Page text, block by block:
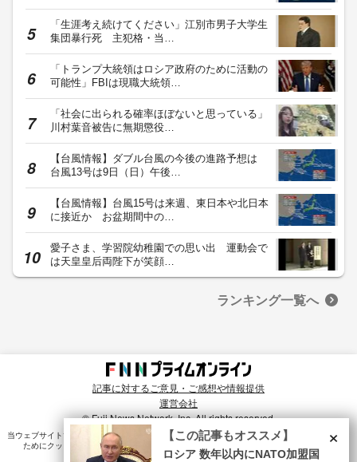
「生涯考え続けてください」江別市男子大学生
集団暴行死 主犯格・当…
「トランプ大統領はロシア政府のために活動の
可能性」FBIは現職大統領…
「社会に出られる確率ほぼないと思っている」
川村葉音被告に無期懲役…
【台風情報】ダブル台風の今後の進路予想は
台風13号は9日（日）午後…
【台風情報】台風15号は来週、東日本や北日本
に接近か お盆期間中の…
愛子さま、学習院幼稚園での思い出 運動会で
は天皇皇后両陛下が笑顔…
ランキング一覧へ
記事に対するご意見・ご感想や情報提供
運営会社
© Fuji News Network, Inc. All rights reserved.
当ウェブサイトでは、ユーザのニーズ・興味・関⼼に合致したコンテンツや広告配信を提供する
ためにクッキーを使⽤しています。詳細は、
プライバシーポリシー をご確認ください。×
【この記事もオススメ】
ロシア 数年以内にNATO加盟国